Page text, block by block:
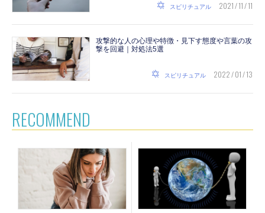
スピリチュアル 2021 / 11 / 11
攻撃的な人の心理や特徴・見下す態度や言葉の攻
撃を回避｜対処法5選
スピリチュアル 2022 / 01 / 13
RECOMMEND